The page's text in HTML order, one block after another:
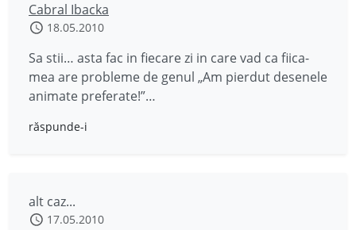
Cabral Ibacka
18.05.2010
Sa stii… asta fac in fiecare zi in care vad ca fiica-
mea are probleme de genul „Am pierdut desenele
animate preferate!”…
răspunde-i
alt caz...
17.05.2010